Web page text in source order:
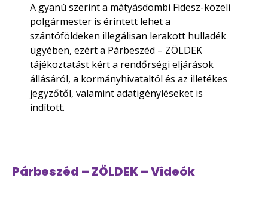
A gyanú szerint a mátyásdombi Fidesz-közeli
polgármester is érintett lehet a
szántóföldeken illegálisan lerakott hulladék
ügyében, ezért a Párbeszéd – ZÖLDEK
tájékoztatást kért a rendőrségi eljárások
állásáról, a kormányhivataltól és az illetékes
jegyzőtől, valamint adatigényléseket is
indított.
Párbeszéd – ZÖLDEK – Videók